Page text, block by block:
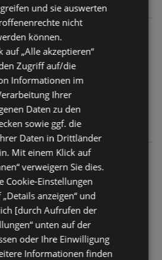
und sie auswerten
nicht
können.
auf „Alle akzeptieren“
Zugriff auf/die
Informationen im
Ihrer
Daten zu den
sowie ggf. die
Daten in Drittländer
Mit einem Klick auf
verweigern Sie dies.
Cookie-Einstellungen
anzeigen“ und
[durch Aufrufen der
unten auf der
oder Ihre Einwilligung
Informationen finden